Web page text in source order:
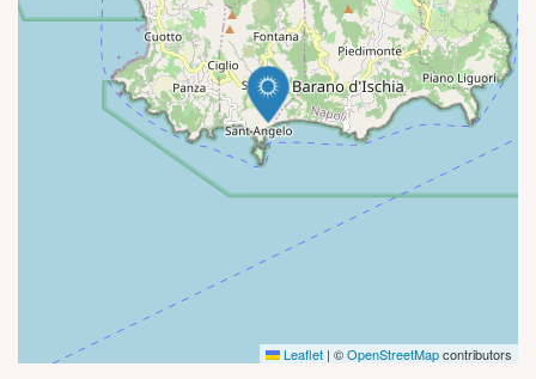
Leaflet | ©OpenStreetMapcontributors